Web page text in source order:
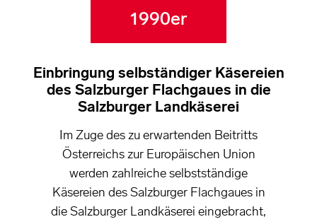
1990er
Einbringung selbständiger Käsereien
des Salzburger Flachgaues in die
Salzburger Landkäserei
Im Zuge des zu erwartenden Beitritts
Österreichs zur Europäischen Union
werden zahlreiche selbstständige
Käsereien des Salzburger Flachgaues in
die Salzburger Landkäserei eingebracht,